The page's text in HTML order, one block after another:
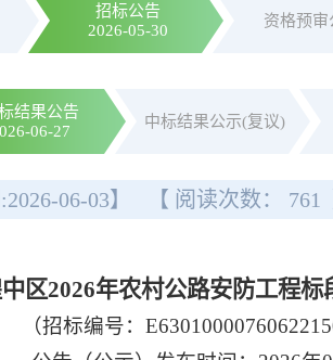
招标公告
2026-05-30
资格预审
结果公告
06-27
中标结果公示(复议)
2026-06-03】 【 阅读次数： 761
区2026年农村公路安防工程标
（招标编号：